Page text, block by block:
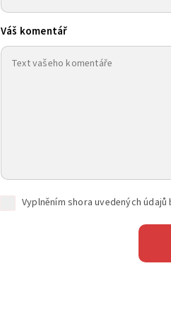
Váš komentář